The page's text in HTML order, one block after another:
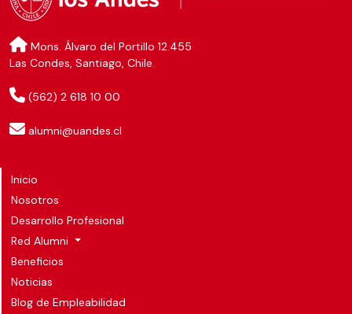
Mons. Álvaro del Portillo 12.455
Las Condes, Santiago, Chile.
(562) 2 618 10 00
alumni@uandes.cl
Inicio
Nosotros
Desarrollo Profesional
Red Alumni
Beneficios
Noticias
Blog de Empleabilidad